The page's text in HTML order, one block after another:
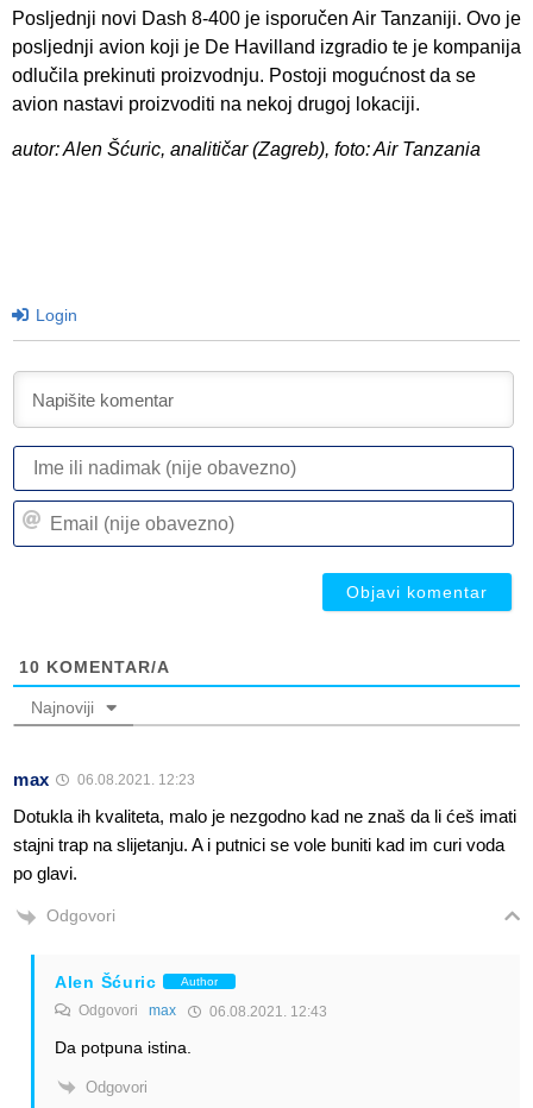
Posljednji novi Dash 8-400 je isporučen Air Tanzaniji. Ovo je
posljednji avion koji je De Havilland izgradio te je kompanija
odlučila prekinuti proizvodnju. Postoji mogućnost da se
avion nastavi proizvoditi na nekoj drugoj lokaciji.
autor: Alen Šćuric, analitičar (Zagreb), foto: Air Tanzania
Login
10 KOMENTAR/A
Najnoviji
max 06.08.2021. 12:23
Dotukla ih kvaliteta, malo je nezgodno kad ne znaš da li ćeš imati
stajni trap na slijetanju. A i putnici se vole buniti kad im curi voda
po glavi.
Odgovori
Alen Šćuric Author
Odgovori max 06.08.2021. 12:43
Da potpuna istina.
Odgovori